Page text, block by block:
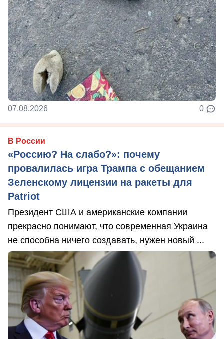
07.08.2026 0
В России
«Россию? На слабо?»: почему
провалилась игра Трампа с обещанием
Зеленскому лицензии на ракеты для
Patriot
Президент США и американские компании
прекрасно понимают, что современная Украина
не способна ничего создавать, нужен новый ...